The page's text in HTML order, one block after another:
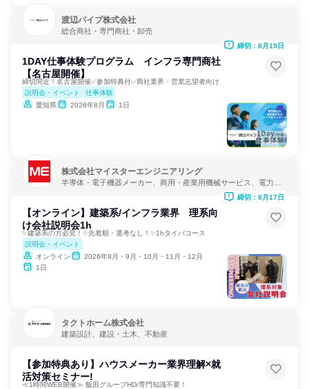
渡辺パイプ株式会社
総合商社・専門商社・卸売
1DAY仕事体験プログラム インフラ専門商社
【名古屋開催】
締切間近！名古屋開催✅参加特典付✅商社業界・営業志望者向け
説明会・イベント
仕事体験
愛知県
2026年8月 1日
締切：8月19日
株式会社マイスターエンジニアリング
半導体・電子機器メーカー、商用・産業用機械サービス、電力・
【オンライン】建築系/インフラ業界 理系向
け会社説明会1h
✨建築系の方必見！✨先着順・選考なし！✨1hタイパコース
説明会・イベント
オンライン
2026年8月・9月・10月・11月・12月
1日
締切：8月17日
タクトホーム株式会社
建築設計、建設・土木、不動産
【参加特典あり】ハウスメーカー業界理解×就
活対策セミナー!
≪1時間WEB開催≫ 飯田グループHD/専門知識不要！